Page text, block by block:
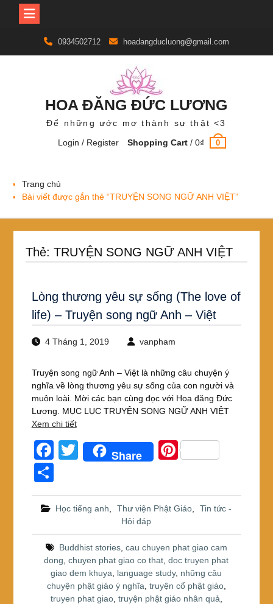
content
0934502712 hoadangducluong@gmail.com
HOA ĐĂNG ĐỨC LƯƠNG
Để những ước mơ thành sự thật <3
Login / Register
Shopping Cart /0₫ 0
Trang chủ
Bài viết được gắn thẻ “TRUYỆN SONG NGỮ ANH VIỆT”
Thẻ: TRUYỆN SONG NGỮ ANH VIỆT
Lòng thương yêu sự sống (The love of
life) – Truyện song ngữ Anh – Việt
4 Tháng 1, 2019 vanpham
Truyện song ngữ Anh – Việt là những câu chuyện ý
nghĩa về lòng thương yêu sự sống của con người và
muôn loài. Mời các bạn cùng đọc với Hoa đăng Đức
Lương. MỤC LỤC TRUYỆN SONG NGỮ ANH VIỆT
Xem chi tiết
F
a
c
e
o
o
k
T
er
Share
Pi
e
h
ar
e
Học tiếng anh Thư viện Phật Giáo
Tin tức -
Hỏi đáp
Buddhist stories, cau chuyen phat giao cam
dong ,chuyen phat giao co that ,doc truyen phat
giao dem khuya
language study, những câu
chuyện phật giáo ý nghĩa truyện cổ phật giáo,
truyen phat giao, truyện phật giáo nhân quả